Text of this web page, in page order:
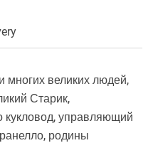
многих великих людей,
Старик,
кукловод, управляющий
родины